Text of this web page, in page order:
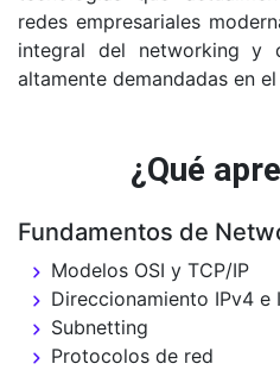
redes empresariales
integral del networking y
altamente demandadas en
¿Qué
Fundamentos de
Modelos OSI y TCP/IP
Direccionamiento IPv4 e
Subnetting
Protocolos de red